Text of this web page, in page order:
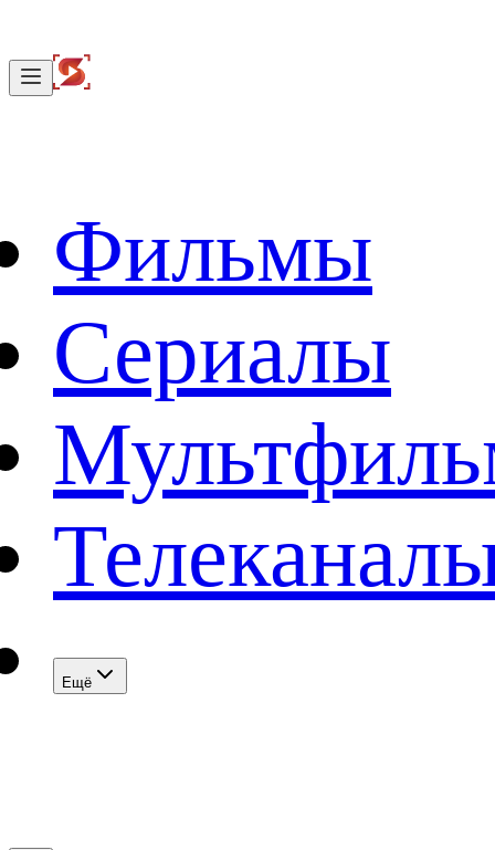
Фильмы
Сериалы
Eщё